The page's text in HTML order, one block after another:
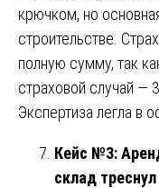
крючком, но
строительстве.
полную сумму, так
страховой случай —
Экспертиза легла в
Кейс №3:
склад